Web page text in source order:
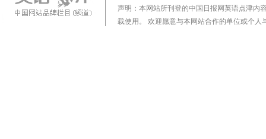
声明：本网站所刊登的中国日报网英语点津内
载使用。 欢迎愿意与本网站合作的单位或个人